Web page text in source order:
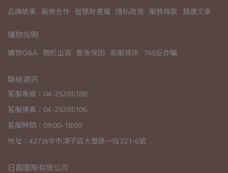
品牌故事 廠商合作 智慧財產權 隱私政策 服務條款 精選文章
購物說明
購物Q&A 關於出貨 售後保固 客服資訊 165反詐騙
聯絡資訊
客服專線：04-25355188
客服傳真：04-25355106
客服時間：09:00-18:00
地址：427台中市潭子區大豐路一段221-6號
日霸國際有限公司